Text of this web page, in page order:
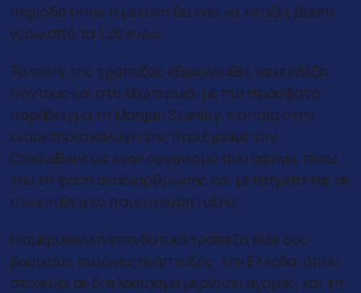
περίοδο όπου η μετοχή δείχνει να «χτίζει βάση»
γύρω από τα 1,20 ευρώ.
Το story της τράπεζας εξακολουθεί να κερδίζει
πόντους και στο εξωτερικό, με πιο πρόσφατο
παράδειγμα τη Morgan Stanley, η οποία στην
εναρκτήρια κάλυψή της περιέγραψε την
CrediaBank ως έναν οργανισμό που αφήνει πίσω
του τη φάση αναδιάρθρωσης και μετατρέπεται σε
πιο επιθετικό παίκτη ανάπτυξης.
Η αμερικανική επενδυτική τράπεζα είδε δύο
βασικούς πυλώνες ανάπτυξης, την Ελλάδα, όπου
στοχεύει σε διπλασιασμό μεριδίου αγοράς, και τη